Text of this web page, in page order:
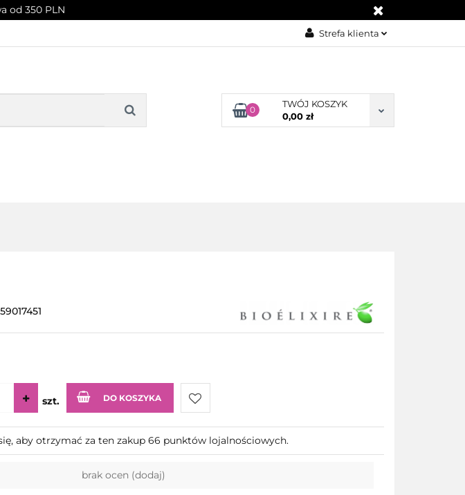
od 350 PLN
Strefa klienta
Dodaj zgłoszenie
Zgody cookies
0
TWÓJ KOSZYK
0,00 zł
BESTSELLERY BLOG KONTAKT
szt. DO KOSZYKA
Do
przechowalni
aby otrzymać za ten zakup 66 punktów lojalnościowych.
brak ocen (dodaj)